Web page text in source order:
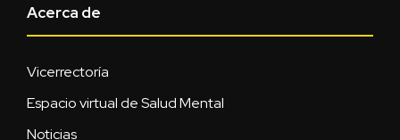
Acerca de
Vicerrectoría
Espacio virtual de Salud Mental
Noticias